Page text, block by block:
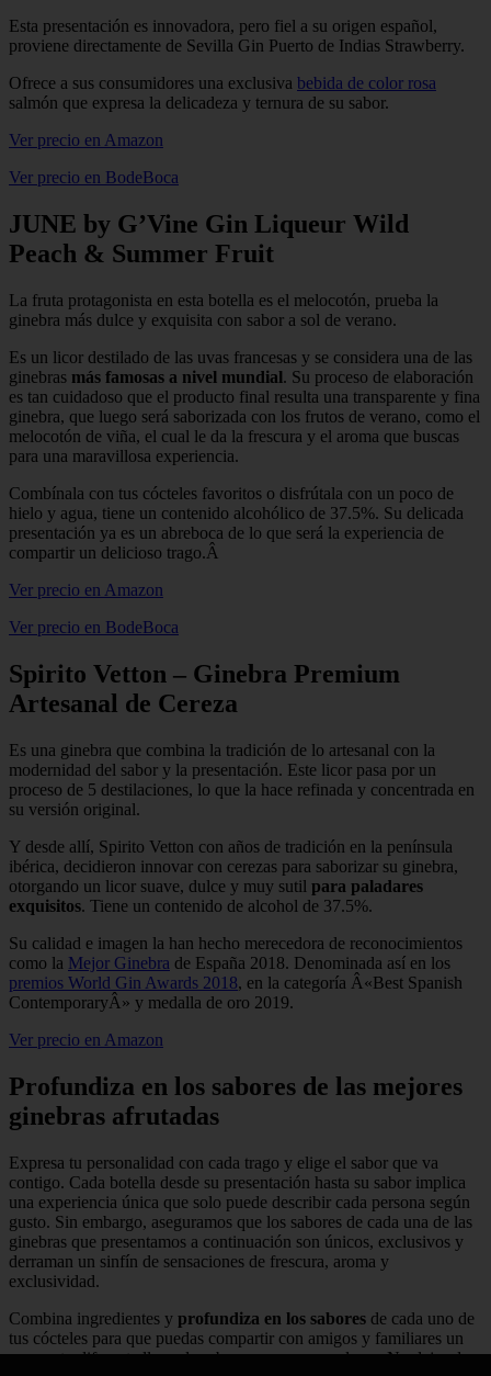
Esta presentación es innovadora, pero fiel a su origen español,
proviene directamente de Sevilla Gin Puerto de Indias Strawberry.
Ofrece a sus consumidores una exclusiva bebida de color rosa
salmón que expresa la delicadeza y ternura de su sabor.
Ver precio en Amazon
Ver precio en BodeBoca
JUNE by G’Vine Gin Liqueur Wild
Peach & Summer Fruit
La fruta protagonista en esta botella es el melocotón, prueba la
ginebra más dulce y exquisita con sabor a sol de verano.
Es un licor destilado de las uvas francesas y se considera una de las
ginebras más famosas a nivel mundial. Su proceso de elaboración
es tan cuidadoso que el producto final resulta una transparente y fina
ginebra, que luego será saborizada con los frutos de verano, como el
melocotón de viña, el cual le da la frescura y el aroma que buscas
para una maravillosa experiencia.
Combínala con tus cócteles favoritos o disfrútala con un poco de
hielo y agua, tiene un contenido alcohólico de 37.5%. Su delicada
presentación ya es un abreboca de lo que será la experiencia de
compartir un delicioso trago.Â
Ver precio en Amazon
Ver precio en BodeBoca
Spirito Vetton – Ginebra Premium
Artesanal de Cereza
Es una ginebra que combina la tradición de lo artesanal con la
modernidad del sabor y la presentación. Este licor pasa por un
proceso de 5 destilaciones, lo que la hace refinada y concentrada en
su versión original.
Y desde allí, Spirito Vetton con años de tradición en la península
ibérica, decidieron innovar con cerezas para saborizar su ginebra,
otorgando un licor suave, dulce y muy sutil para paladares
exquisitos. Tiene un contenido de alcohol de 37.5%.
Su calidad e imagen la han hecho merecedora de reconocimientos
como la Mejor Ginebra de España 2018. Denominada así en los
premios World Gin Awards 2018, en la categoría Â«Best Spanish
ContemporaryÂ» y medalla de oro 2019.
Ver precio en Amazon
Profundiza en los sabores de las mejores
ginebras afrutadas
Expresa tu personalidad con cada trago y elige el sabor que va
contigo. Cada botella desde su presentación hasta su sabor implica
una experiencia única que solo puede describir cada persona según
gusto. Sin embargo, aseguramos que los sabores de cada una de las
ginebras que presentamos a continuación son únicos, exclusivos y
derraman un sinfín de sensaciones de frescura, aroma y
exclusividad.
Combina ingredientes y profundiza en los sabores de cada uno de
tus cócteles para que puedas compartir con amigos y familiares un
momento diferente lleno de sabores, aromas y colores. No dejes de